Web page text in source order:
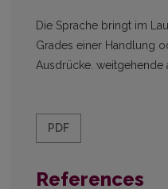
Die Sprache bringt im
Grades einer Handlung
Ausdrücke.
PDF
References